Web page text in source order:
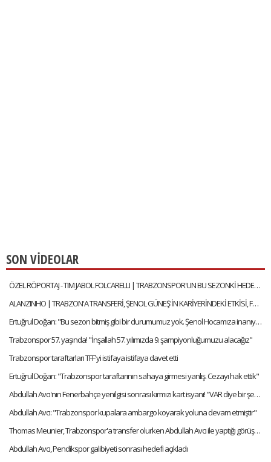
SON VİDEOLAR
ÖZEL RÖPORTAJ - TIM JABOL FOLCARELLI | TRABZONSPOR'UN BU SEZONKİ HEDEFLERİ, FATİH TEKKE, SAÇ TARZI
ALANZINHO | TRABZON'A TRANSFERİ, ŞENOL GÜNEŞ'İN KARİYERİNDEKİ ETKİSİ, FATİH TEKKE'Yİ NASIL TANIMLAR?
Ertuğrul Doğan: "Bu sezon bitmiş gibi bir durumumuz yok. Şenol Hocamıza inanıyorum"
Trabzonspor 57. yaşında! "İnşallah 57. yılımızda 9. şampiyonluğumuzu alacağız"
Trabzonspor taraftarları TFF'yi istifaya istifaya davet etti
Ertuğrul Doğan: "Trabzonspor taraftarının sahaya girmesi yanlış. Cezayı hak ettik"
Abdullah Avcı'nın Fenerbahçe yenilgisi sonrası kırmızı kart isyanı! "VAR diye bir şey var artık"
Abdullah Avcı: "Trabzonspor kupalara ambargo koyarak yoluna devam etmiştir"
Thomas Meunier, Trabzonspor'a transfer olurken Abdullah Avcı ile yaptığı görüşmeyi anlattı:
Abdullah Avcı, Pendikspor galibiyeti sonrası hedefi açıkladı